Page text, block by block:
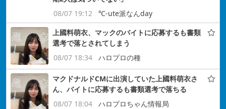
08/07 19:12
℃-ute派なんday
上國料萌衣、マックのバイトに応募するも書類
選考で落とされてしまう
08/07 18:34
ハロプロの種
マクドナルドCMに出演していた上國料萌衣さ
ん、バイトに応募するも書類選考で落ちる
08/07 18:04
ハロプロちゃん情報局